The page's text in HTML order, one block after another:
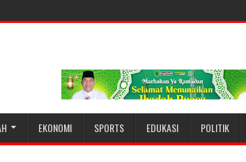
EKONOMI SPORTS EDUKASI POLITIK